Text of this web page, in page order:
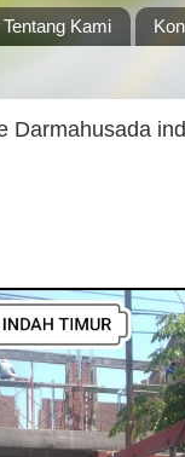
Tentang Kami
Darmahusada